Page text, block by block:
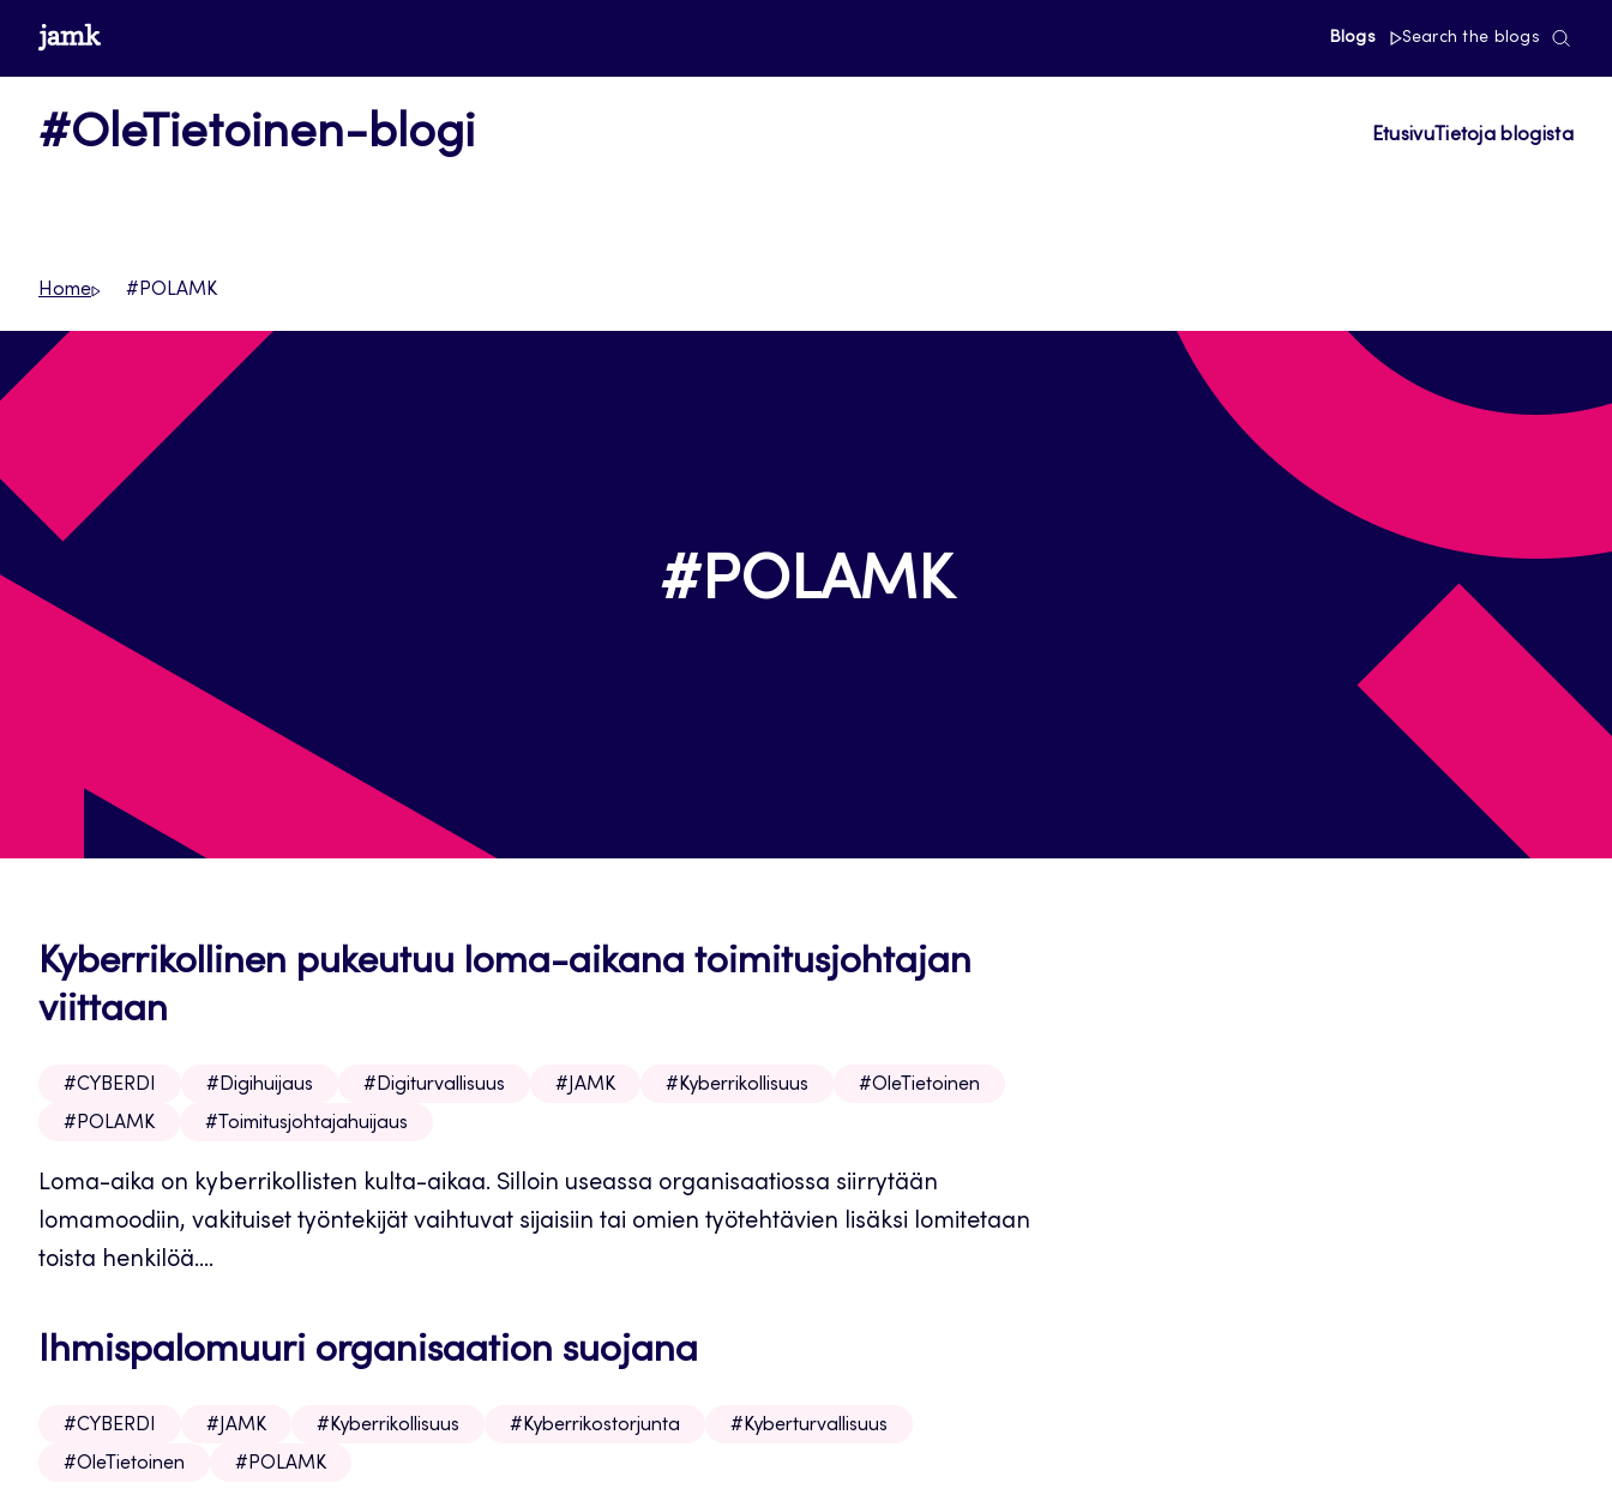
Siirrywww.jamk.fi Blogs Search the blogs
#OleTietoinen-blogi EtusivuTietoja blogista
Home #POLAMK
#POLAMK
Kyberrikollinen pukeutuu loma-aikana toimitusjohtajan
viittaan
#CYBERDI #Digihuijaus #Digiturvallisuus #JAMK #Kyberrikollisuus
#OleTietoinen
#POLAMK
#Toimitusjohtajahuijaus
Loma-aika on kyberrikollisten kulta-aikaa. Silloin useassa organisaatiossa siirrytään
lomamoodiin, vakituiset työntekijät vaihtuvat sijaisiin tai omien työtehtävien lisäksi lomitetaan
toista henkilöä....
Ihmispalomuuri organisaation suojana
#CYBERDI #JAMK #Kyberrikollisuus #Kyberrikostorjunta
#Kyberturvallisuus
#OleTietoinen
#POLAMK